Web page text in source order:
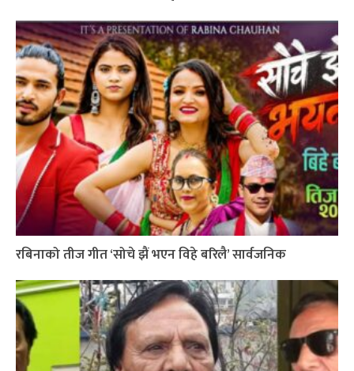
रबिनाको तीज गीत ‘सोचे झैं भएन विहे बरिलै’ सार्वजनिक